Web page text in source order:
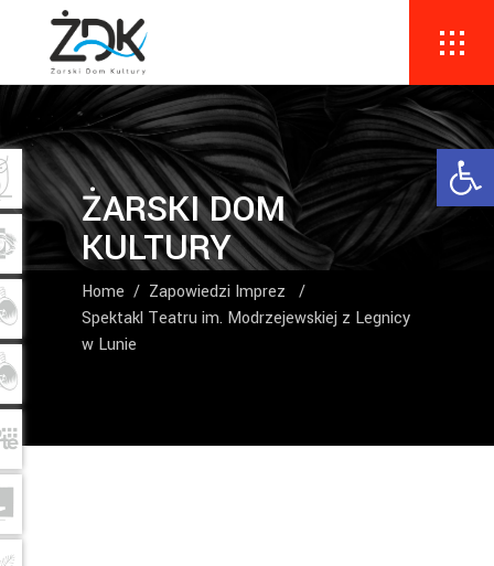
ŻARSKI DOM
KULTURY
Home / Zapowiedzi Imprez
/
Spektakl Teatru im. Modrzejewskiej z Legnicy
w Lunie